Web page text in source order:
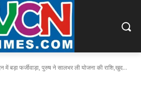
में बड़ा फर्जीवाड़ा, पुरुष ने सालभर ली योजना की राशि,खुद...